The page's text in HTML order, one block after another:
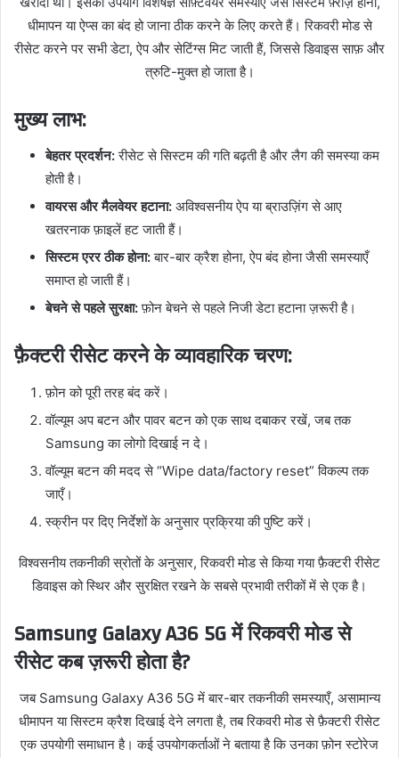
धीमापन या ऐप्स का बंद हो जाना ठीक करने के लिए करते हैं। रिकवरी मोड से
रीसेट करने पर सभी डेटा, ऐप और सेटिंग्स मिट जाती हैं, जिससे डिवाइस साफ़ और
त्रुटि-मुक्त हो जाता है।
मुख्य लाभ:
बेहतर प्रदर्शन:रीसेट से सिस्टम की गति बढ़ती है और लैग की समस्या कम
होती है।
वायरस और मैलवेयर हटाना: अविश्वसनीय ऐप या ब्राउज़िंग से आए
खतरनाक फ़ाइलें हट जाती हैं।
सिस्टम एरर ठीक होना:बार-बार क्रैश होना, ऐप बंद होना जैसी समस्याएँ
समाप्त हो जाती हैं।
बेचने से पहले सुरक्षा:फ़ोन बेचने से पहले निजी डेटा हटाना ज़रूरी है।
फ़ैक्टरी रीसेट करने के व्यावहारिक चरण:
फ़ोन को पूरी तरह बंद करें।
वॉल्यूम अप बटन और पावर बटन को एक साथ दबाकर रखें, जब तक
Samsung का लोगो दिखाई न दे।
वॉल्यूम बटन की मदद से “Wipe data/factory reset” विकल्प तक
जाएँ।
स्क्रीन पर दिए निर्देशों के अनुसार प्रक्रिया की पुष्टि करें।
विश्वसनीय तकनीकी स्रोतों के अनुसार, रिकवरी मोड से किया गया फ़ैक्टरी रीसेट
डिवाइस को स्थिर और सुरक्षित रखने के सबसे प्रभावी तरीकों में से एक है।
Samsung Galaxy A36 5G में रिकवरी मोड से
रीसेट कब ज़रूरी होता है?
जब Samsung Galaxy A36 5G में बार-बार तकनीकी समस्याएँ, असामान्य
धीमापन या सिस्टम क्रैश दिखाई देने लगता है, तब रिकवरी मोड से फ़ैक्टरी रीसेट
एक उपयोगी समाधान है। कई उपयोगकर्ताओं ने बताया है कि उनका फ़ोन स्टोरेज